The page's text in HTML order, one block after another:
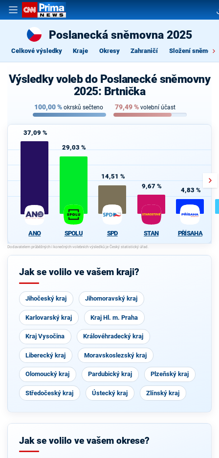
Poslanecká sněmovna 2025
Celkové výsledky Kraje Okresy Zahraničí Složení
Výsledky voleb do Poslanecké sněmovny
2025: Brtnička
100,00% okrsků sečteno 79,49% volební účast
37,09 %
ANO
29,03 %
SPOLU
14,51 %
SPD
9,67 %
STAN
4,83 %
PŘÍSAHA
Jak se volilo ve vašem kraji?
Jihočeský kraj Jihomoravský kraj
Karlovarský kraj Kraj Hl. m. Praha
Kraj Vysočina Královéhradecký kraj
Liberecký kraj Moravskoslezský kraj
Olomoucký kraj Pardubický kraj Plzeňský kraj
Středočeský kraj Ústecký kraj Zlínský kraj
Jak se volilo ve vašem okrese?